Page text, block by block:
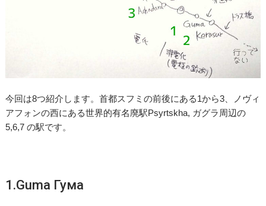
今回は8つ紹介します。首都スフミの前後にある1から3、ノヴィ
アフォンの西にある世界的有名廃駅Psyrtskha, ガグラ周辺の
5,6,7 の駅です。
1.Guma Гума